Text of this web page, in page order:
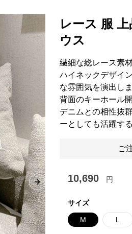
Next slide
レース 服
ウス
繊細な総レース素
ハイネックデザイ
な雰囲気を演出しま
背面のキーホール
デニムとの相性抜
ーとしても活躍す
ご
10,690 円
サイズ
M L